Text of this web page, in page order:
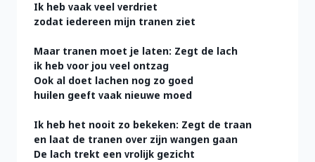
Ik heb vaak veel verdriet
zodat iedereen mijn tranen ziet
Maar tranen moet je laten: Zegt de lach
ik heb voor jou veel ontzag
Ook al doet lachen nog zo goed
huilen geeft vaak nieuwe moed
Ik heb het nooit zo bekeken: Zegt de traan
en laat de tranen over zijn wangen gaan
De lach trekt een vrolijk gezicht